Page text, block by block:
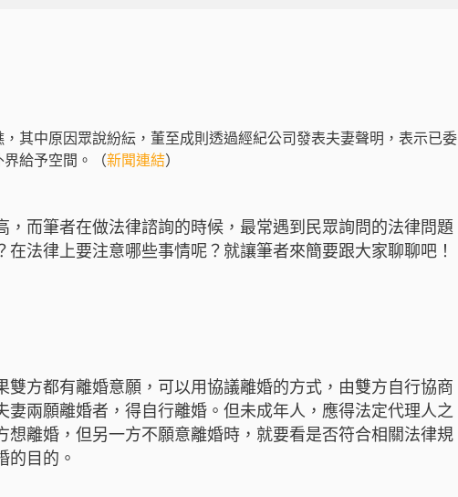
，其中原因眾說紛紜，董至成則透過經紀公司發表夫妻聲明，表示已委
給予空間。（新聞連結）
而筆者在做法律諮詢的時候，最常遇到民眾詢問的法律問題
法律上要注意哪些事情呢？就讓筆者來簡要跟大家聊聊吧！
雙方都有離婚意願，可以用協議離婚的方式，由雙方自行協商
妻兩願離婚者，得自行離婚。但未成年人，應得法定代理人之
想離婚，但另一方不願意離婚時，就要看是否符合相關法律規
的目的。